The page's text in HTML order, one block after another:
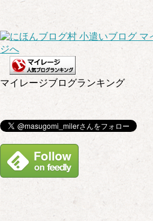
マイレージブログランキング